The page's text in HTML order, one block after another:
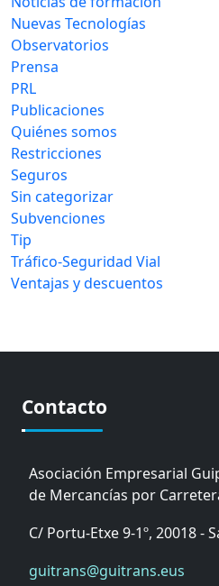
Nuevas Tecnologías
Observatorios
Prensa
PRL
Publicaciones
Quiénes somos
Restricciones
Seguros
Sin categorizar
Subvenciones
Tip
Tráfico-Seguridad Vial
Ventajas y descuentos
Contacto
Asociación Empresarial
de Mercancías por
C/ Portu-Etxe 9-1º, 20018 -
guitrans@guitrans.eus